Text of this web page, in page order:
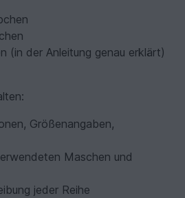
(in der Anleitung genau erklärt)
Größenangaben,
Maschen und
jeder Reihe